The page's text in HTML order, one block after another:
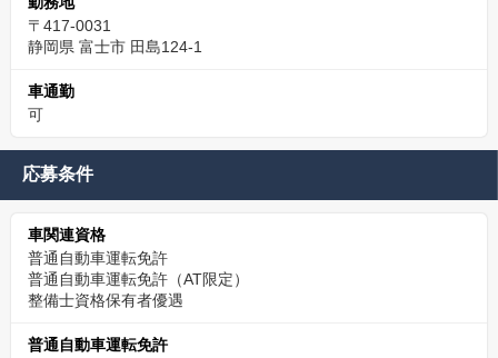
〒417-0031
静岡県 富士市 田島124-1
車通勤
可
応募条件
車関連資格
普通自動車運転免許
普通自動車運転免許（AT限定）
整備士資格保有者優遇
普通自動車運転免許